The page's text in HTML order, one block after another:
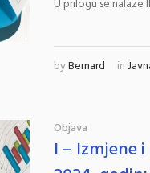
U prilogu se nalaze
byBernard in
Objava
I – Izmjene